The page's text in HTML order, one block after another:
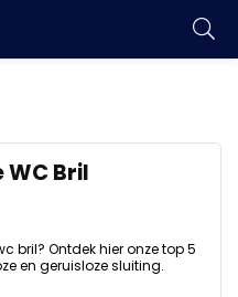
Bril
bril? Ontdek hier onze top 5
en geruisloze sluiting.